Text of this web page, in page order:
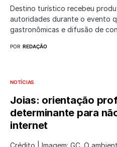
Destino turístico recebeu
autoridades durante o evento
gastronômicas e difusão de
POR REDAÇÃO
NOTÍCIAS
Joias: orientação
determinante para
internet